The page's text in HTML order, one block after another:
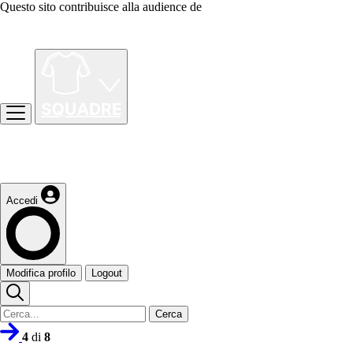
Questo sito contribuisce alla audience de
Accedi
Modifica profilo Logout
Cerca
4 di 8